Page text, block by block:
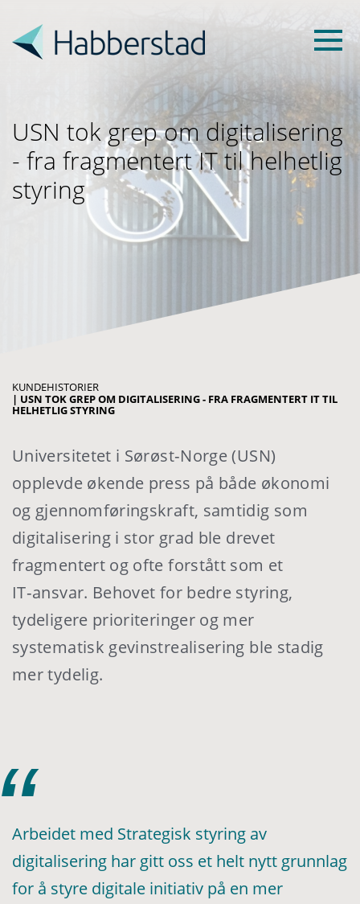
USN tok grep om digitalisering
- fra fragmentert IT til helhetlig
styring
KUNDEHISTORIER
| USN TOK GREP OM DIGITALISERING - FRA FRAGMENTERT IT TIL
HELHETLIG STYRING
Universitetet i Sørøst‑Norge (USN)
opplevde økende press på både økonomi
og gjennomføringskraft, samtidig som
digitalisering i stor grad ble drevet
fragmentert og ofte forstått som et
IT‑ansvar. Behovet for bedre styring,
tydeligere prioriteringer og mer
systematisk gevinstrealisering ble stadig
mer tydelig.
Arbeidet med Strategisk styring av
digitalisering har gitt oss et helt nytt grunnlag
for å styre digitale initiativ på en mer